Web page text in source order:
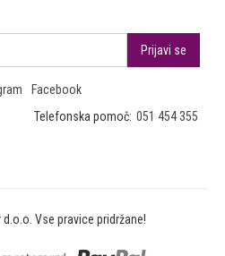
Facebook
Telefonska pomoč: 051 454 355
Vse pravice pridržane!